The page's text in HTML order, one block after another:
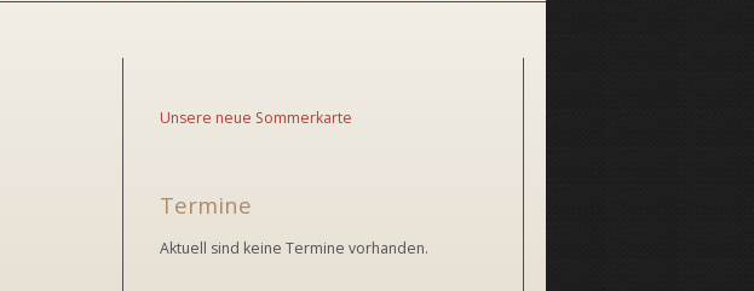
Unsere neue Sommerkarte
Termine
Aktuell sind keine Termine vorhanden.